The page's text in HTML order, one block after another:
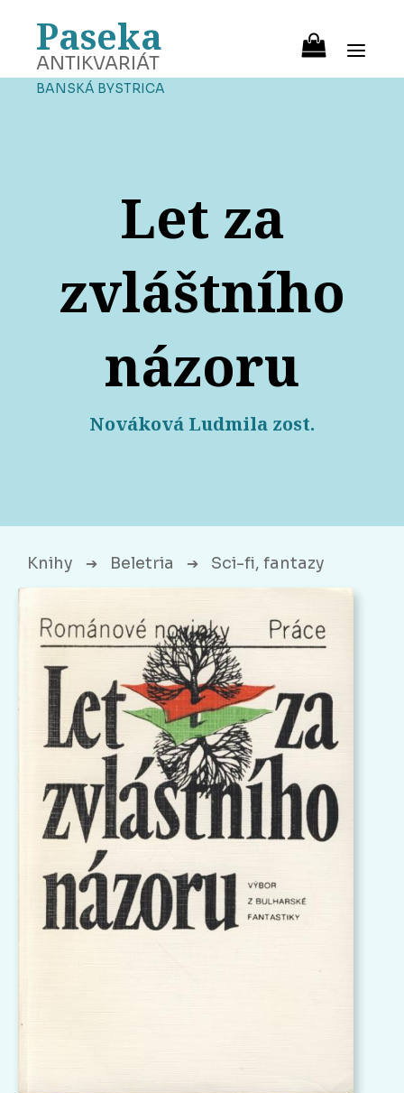
Paseka
ANTIKVARIÁT
BANSKÁ BYSTRICA
Let za
zvláštního
názoru
Nováková Ludmila zost.
Knihy ➔ Beletria ➔ Sci-fi, fantazy